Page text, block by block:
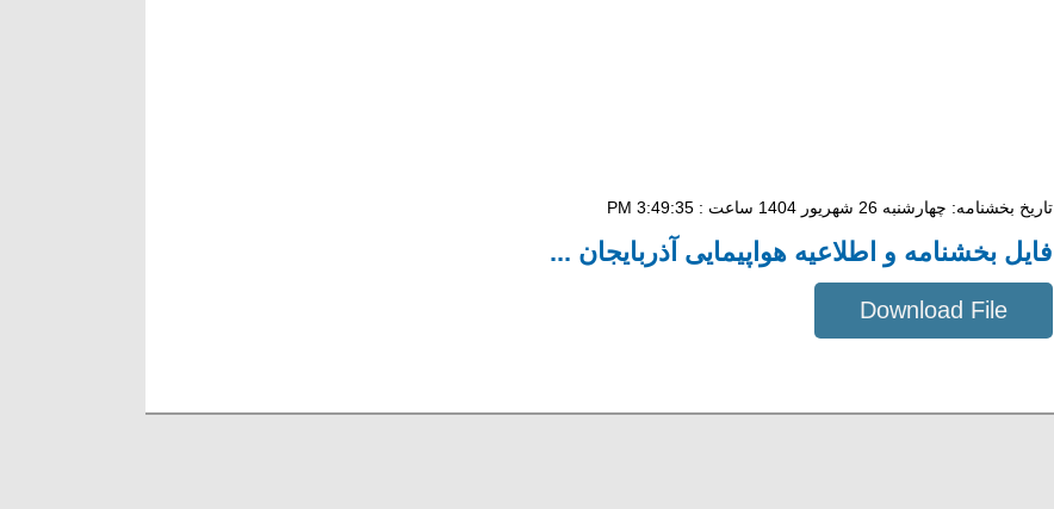
تاریخ بخشنامه: چهار‌شنبه 26 شهریور 1404 ساعت : 3:49:35 PM
فایل بخشنامه و اطلاعیه هواپیمایی آذربایجان ...
Download File